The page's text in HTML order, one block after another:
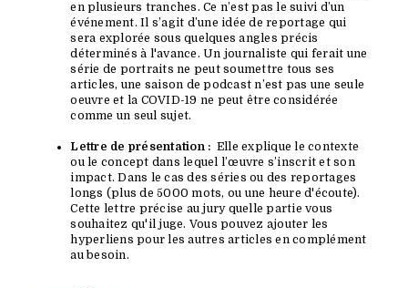
en plusieurs tranches. Ce n’est pas le suivi d’un
événement. Il s’agit d’une idée de reportage qui
sera explorée sous quelques angles précis
déterminés à l'avance. Un journaliste qui ferait une
série de portraits ne peut soumettre tous ses
articles, une saison de podcast n’est pas une seule
oeuvre et la COVID-19 ne peut être considérée
comme un seul sujet.
Lettre de présentation : Elle explique le contexte
ou le concept dans lequel l’œuvre s’inscrit et son
impact. Dans le cas des séries ou des reportages
longs (plus de 5000 mots, ou une heure d'écoute).
Cette lettre précise au jury quelle partie vous
souhaitez qu'il juge. Vous pouvez ajouter les
hyperliens pour les autres articles en complément
au besoin.